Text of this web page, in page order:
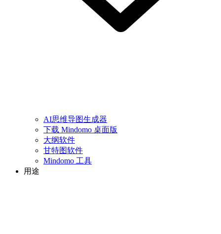
AI思维导图生成器
下载 Mindomo 桌面版
大纲软件
甘特图软件
Mindomo 工具
用途